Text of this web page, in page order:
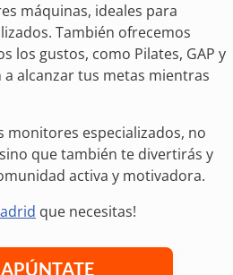
máquinas, ideales para
También ofrecemos
los gustos, como Pilates, GAP y
a alcanzar tus metas mientras
monitores especializados, no
que también te divertirás y
activa y motivadora.
que necesitas!
APÚNTATE